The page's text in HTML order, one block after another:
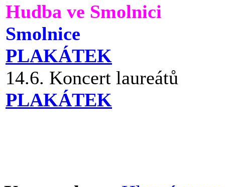
Hudba ve Smolnici
Smolnice
PLAKÁTEK
14.6. Koncert laureátů
PLAKÁTEK